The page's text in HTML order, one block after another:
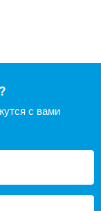
с вами